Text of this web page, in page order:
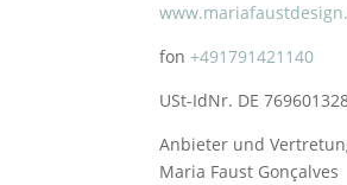
fon+491791421140
USt-IdNr. DE
Anbieter und
Maria Faust Gonçalves